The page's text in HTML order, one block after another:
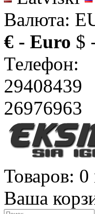
Валюта:
€ - Euro $
Телефон:
29408439
26976963
Товаров:
Ваша